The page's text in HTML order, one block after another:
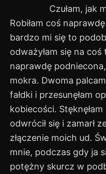
Czułam, jak mój
Robiłam coś
bardzo mi się to
odważyłam się na coś
naprawdę
mokra. Dwoma
fałdki i przesunęłam
kobiecości.
odwrócił się i zamarł
złączenie moich ud.
mnie, podczas gdy ja
potężny skurcz w